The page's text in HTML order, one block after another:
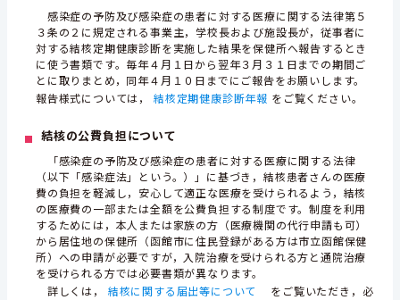
感染症の予防及び感染症の患者に対する医療に関する法律第５
３条の２に規定される事業主，学校長および施設長が，従事者に
対する結核定期健康診断を実施した結果を保健所へ報告するとき
に使う書類です。毎年４月１日から翌年３月３１日までの期間ご
とに取りまとめ，同年４月１０日までにご報告をお願いします。
報告様式については，
結核定期健康診断年報 をご覧ください。
結核の公費負担について
「感染症の予防及び感染症の患者に対する医療に関する法律
（以下「感染症法」という。）」に基づき，結核患者さんの医療
費の負担を軽減し，安心して適正な医療を受けられるよう，結核
の医療費の一部または全額を公費負担する制度です。制度を利用
するためには，本人または家族の方（医療機関の代行申請も可）
から居住地の保健所（函館市に住民登録がある方は市立函館保健
所）への申請が必要ですが，入院治療を受けられる方と通院治療
を受けられる方では必要書類が異なります。
詳しくは，
結核に関する届出等について
をご覧いただき，必